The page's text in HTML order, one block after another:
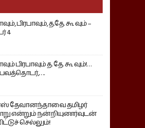
பிரபாவும், த.தே. கூ வும் –
4
பிரபாவும் த. தே. கூ வும்!…
தேவானந்தாவை தமிழர்
என்றும் நன்றியுணர்வுடன்
செல்லும்!